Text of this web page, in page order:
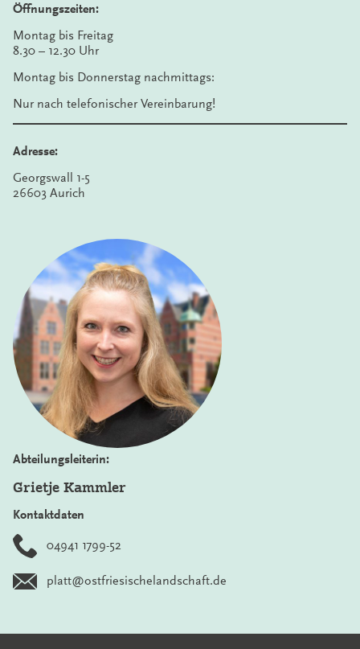
Öffnungszeiten:
Montag bis Freitag
8.30 – 12.30 Uhr
Montag bis Donnerstag nachmittags:
Nur nach telefonischer Vereinbarung!
Adresse:
Georgswall 1-5
26603 Aurich
Abteilungsleiterin:
Grietje Kammler
Kontaktdaten
04941 1799-52
platt@ostfriesischelandschaft.de